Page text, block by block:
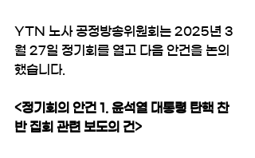
YTN 노사 공정방송위원회는 2025년 3
월 27일 정기회를 열고 다음 안건을 논의
했습니다.
<정기회의 안건 1. 윤석열 대통령 탄핵 찬
반 집회 관련 보도의 건>